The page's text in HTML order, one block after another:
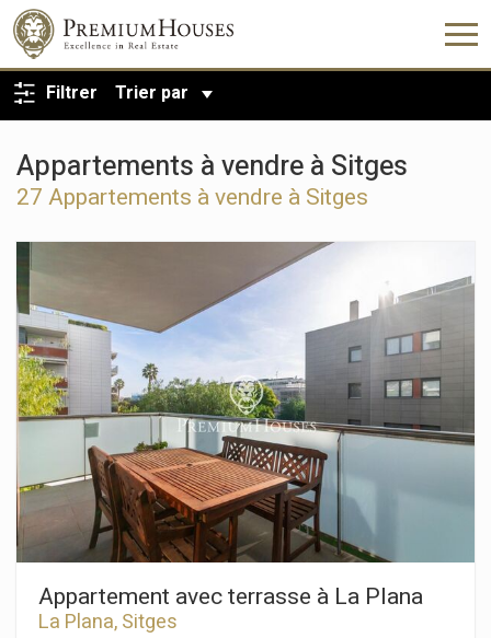
Filtrer Trier par
Appartements à vendre à Sitges
27 Appartements à vendre à Sitges
RETOUR À LA RECHERCHE
Appartement avec terrasse à La Plana
La Plana, Sitges